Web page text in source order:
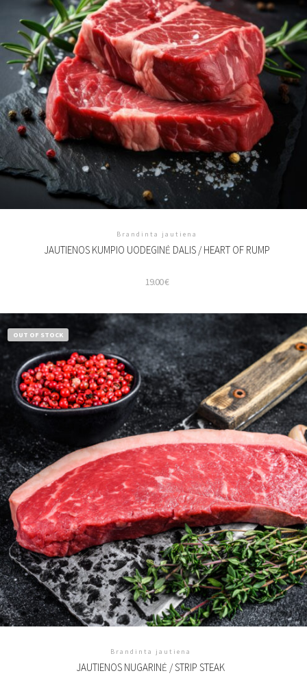
Brandinta jautiena
JAUTIENOS KUMPIO UODEGINĖ DALIS / HEART OF RUMP
19.00€
OUT OF STOCK
Brandinta jautiena
JAUTIENOS NUGARINĖ / STRIP STEAK